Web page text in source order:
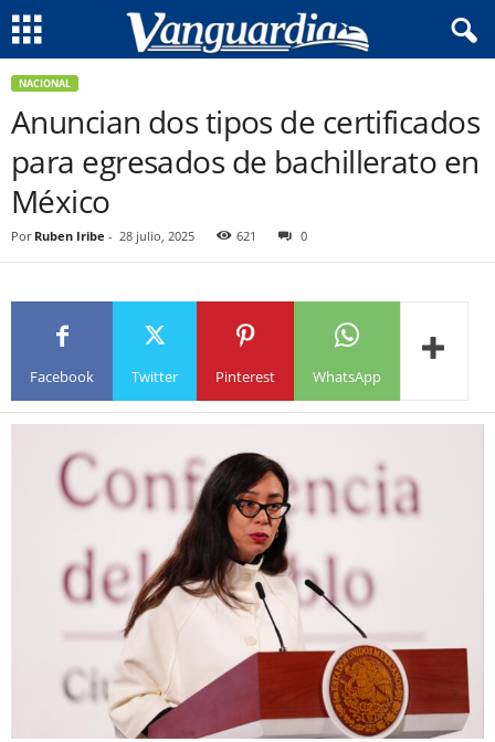
NACIONAL
Anuncian dos tipos de certificados
para egresados de bachillerato en
México
Por Ruben Iribe - 28 julio, 2025 621 0
Facebook Twitter Pinterest WhatsApp